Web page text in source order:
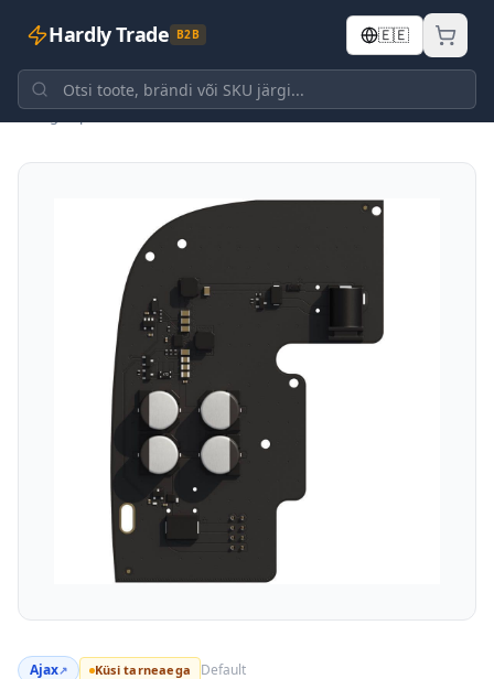
Hardly Trade B2B 🇪🇪
Tagasi poodi
Ajax↗ Küsi tarneaega Default